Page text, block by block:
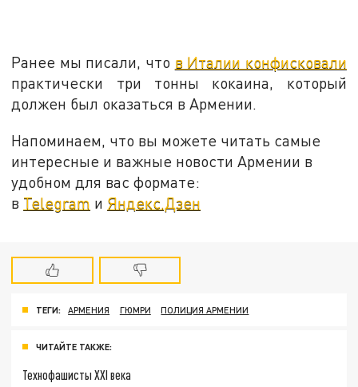
Ранее мы писали, что в Италии конфисковали
практически три тонны кокаина, который
должен был оказаться в Армении.
Напоминаем, что вы можете читать самые
интересные и важные новости Армении в
удобном для вас формате:
в Telegram и Яндекс.Дзен
ТЕГИ: АРМЕНИЯ ГЮМРИ ПОЛИЦИЯ АРМЕНИИ
ЧИТАЙТЕ ТАКЖЕ:
Технофашисты XXI века